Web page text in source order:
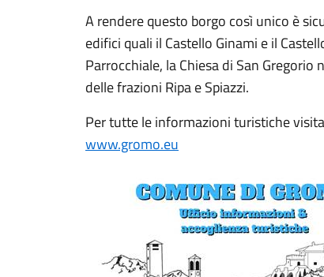
A rendere questo borgo così unico è
edifici quali il Castello Ginami e il
Parrocchiale, la Chiesa di San
delle frazioni Ripa e Spiazzi.
Per tutte le informazioni turistiche
www.gromo.eu